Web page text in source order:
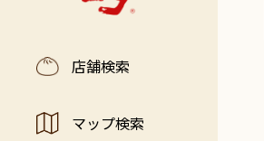
店舗検索
マップ検索